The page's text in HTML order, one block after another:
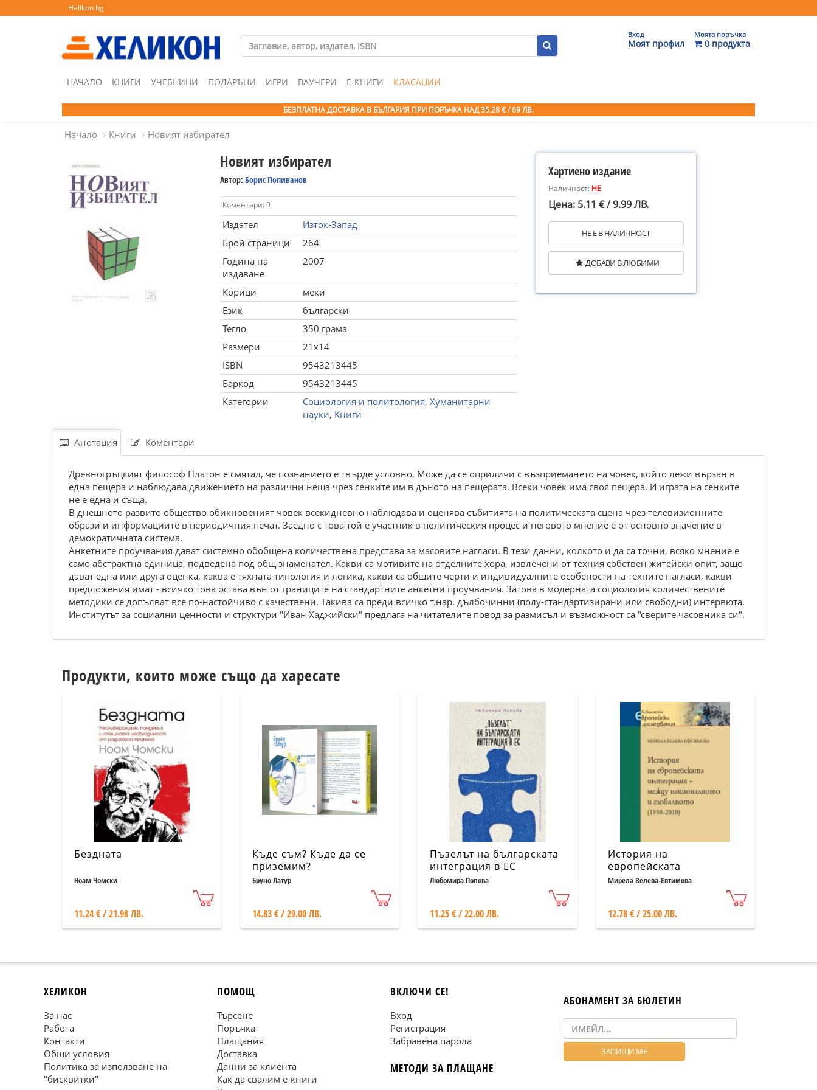
Helikon.bg
Вход
Моят профил
Моята поръчка
0 продукта
НАЧАЛО КНИГИ УЧЕБНИЦИ ПОДАРЪЦИ ИГРИ ВАУЧЕРИ Е-КНИГИ КЛАСАЦИИ
БЕЗПЛАТНА ДОСТАВКА В БЪЛГАРИЯ ПРИ ПОРЪЧКА НАД 35.28 € / 69 ЛВ.
Начало Книги Новият избирател
Новият избирател
Автор: Борис Попиванов
Коментари: 0
Издател
Изток-Запад
Брой страници
264
Година на
издаване
2007
Корици
меки
Език
български
Тегло
350 грама
Размери
21x14
ISBN
9543213445
Баркод
9543213445
Категории
Социология и политология, Хуманитарни
науки, Книги
Хартиено издание
Наличност: НЕ
Цена: 5.11 € / 9.99 ЛВ.
НЕ Е В НАЛИЧНОСТ
ДОБАВИ В ЛЮБИМИ
Анотация Коментари
Древногръцкият философ Платон е смятал, че познанието е твърде условно. Може да се оприличи с възприемането на човек, който лежи вързан в
една пещера и наблюдава движението на различни неща чрез сенките им в дъното на пещерата. Всеки човек има своя пещера. И играта на сенките
не е една и съща.
В днешното развито общество обикновеният човек всекидневно наблюдава и оценява събитията на политическата сцена чрез телевизионните
образи и информациите в периодичния печат. Заедно с това той е участник в политическия процес и неговото мнение е от основно значение в
демократичната система.
Анкетните проучвания дават системно обобщена количествена представа за масовите нагласи. В тези данни, колкото и да са точни, всяко мнение е
само абстрактна единица, подведена под общ знаменател. Какви са мотивите на отделните хора, извлечени от техния собствен житейски опит, защо
дават една или друга оценка, каква е тяхната типология и логика, какви са общите черти и индивидуалните особености на техните нагласи, какви
предложения имат - всичко това остава вън от границите на стандартните анкетни проучвания. Затова в модерната социология количествените
методики се допълват все по-настойчиво с качествени. Такива са преди всичко т.нар. дълбочинни (полу-стандартизирани или свободни) интервюта.
Институтът за социални ценности и структури "Иван Хаджийски" предлага на читателите повод за размисъл и възможност са "сверите часовника си".
Продукти, които може също да харесате
Бездната
Ноам Чомски
11.24 € / 21.98 ЛВ.
Къде съм? Къде да се
приземим?
Бруно Латур
14.83 € / 29.00 ЛВ.
Пъзелът на българската
интеграция в ЕС
Любомира Попова
11.25 € / 22.00 ЛВ.
История на
европейската
интеграция – между
глобалното (1950-2010)
Мирела Велева-Евтимова
12.78 € / 25.00 ЛВ.
ХЕЛИКОН
За нас
Работа
Контакти
Общи условия
Политика за използване на
"бисквитки"
ПОМОЩ
Търсене
Поръчка
Плащания
Доставка
Данни за клиента
Как да свалим е-книги
ВКЛЮЧИ СЕ!
Вход
Регистрация
Забравена парола
МЕТОДИ ЗА ПЛАЩАНЕ
АБОНАМЕНТ ЗА БЮЛЕТИН